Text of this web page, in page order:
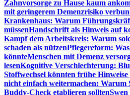
Zahnvorsorge zu Hause kaum
mit geringerem Demenzrisiko
Krankenhaus: Warum
müssenHandschrift als Hinweis auf
Kampf dem Arbeitskreis: Warum
schaden als nützenPflegereform:
könnteMenschen mit Demenz
lesenKognitive Verschlechterung:
Stoffwechsel könnten frühe Hinweise
nicht einfach weitermachen: Warum
Buddy-Check etablieren sollten